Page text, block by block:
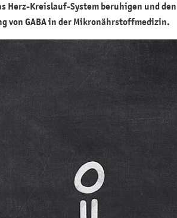
Herz-Kreislauf-System beruhigen und den
von GABA in der Mikronährstoffmedizin.